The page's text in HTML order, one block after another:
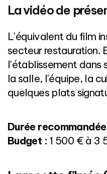
La vidéo de
L'équivalent du film
secteur restauration.
l'établissement dans
la salle, l'équipe, la
quelques plats
Durée
Budget : 1 500 € à 3